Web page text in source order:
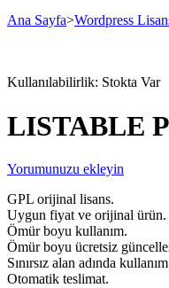
Ana Sayfa>Wordpress
Kullanılabilirlik: Stokta Var
LISTABLE
Yorumunuzu ekleyin
GPL orijinal lisans.
Uygun fiyat ve orijinal ürün.
Ömür boyu kullanım.
Ömür boyu ücretsiz
Sınırsız alan adında
Otomatik teslimat.